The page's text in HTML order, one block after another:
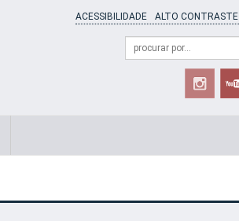
ACESSIBILIDADE ALTO CONTRASTE
Formulário
Campo
de